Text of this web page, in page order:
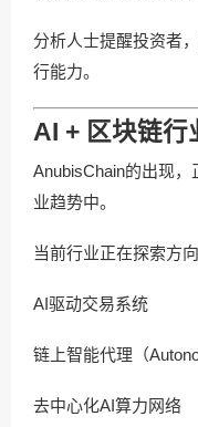
分析人士提醒投资者
行能力。
AI + 区块链行
AnubisChain的出现
业趋势中。
当前行业正在探索方向
AI驱动交易系统
链上智能代理（
去中心化AI算力网络